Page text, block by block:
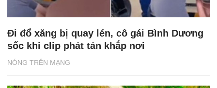
NÓNG TRÊN MẠNG
Đi đổ xăng bị quay lén, cô gái Bình Dương
sốc khi clip phát tán khắp nơi